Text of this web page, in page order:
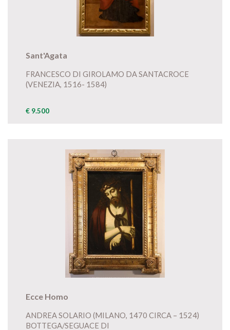
Sant'Agata
FRANCESCO DI GIROLAMO DA SANTACROCE
(VENEZIA, 1516- 1584)
€ 9.500
Ecce Homo
ANDREA SOLARIO (MILANO, 1470 CIRCA – 1524)
BOTTEGA/SEGUACE DI